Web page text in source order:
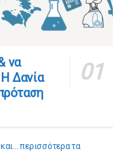
να
Δανία
και… περισσότερα τα